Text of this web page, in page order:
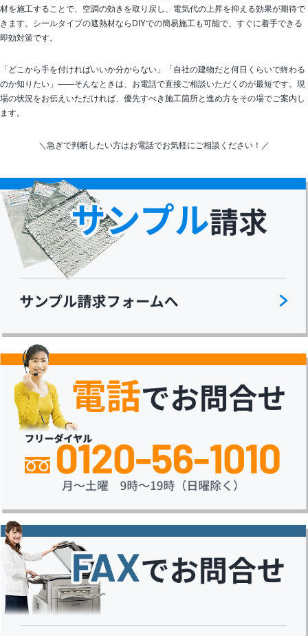
材を施工することで、空調の効きを取り戻し、電気代の上昇を抑える効果が期待で
きます。シールタイプの遮熱材ならDIYでの簡易施工も可能で、すぐに着手できる
即効対策です。
「どこから手を付ければいいか分からない」「自社の建物だと何日くらいで終わる
のか知りたい」——そんなときは、お電話で直接ご相談いただくのが最短です。現
場の状況をお伝えいただければ、優先すべき施工箇所と進め方をその場でご案内し
ます。
＼急ぎで判断したい方はお電話でお気軽にご相談ください！／